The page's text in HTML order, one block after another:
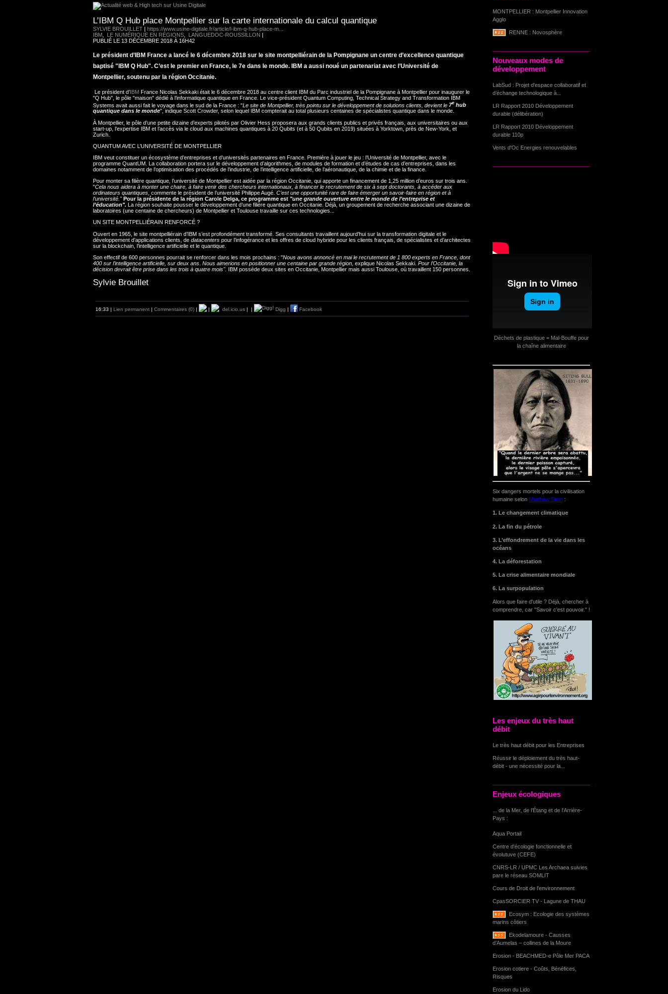
MONTPELLIER : Montpellier Innovation
Agglo
RENNE : Novosphère
Nouveaux modes de
développement
LabSud : Projet d'espace collaboratif et
d’échange technologique à...
LR Rapport 2010 Développement
durable (délibération)
LR Rapport 2010 Développement
durable 110p
Vents d'Oc Energies renouvelables
Déchets de plastique = Mal-Bouffe pour
la chaîne alimentaire
Six dangers mortels pour la civilisation
humaine selon Matthew Stein :
1. Le changement climatique
2. La fin du pétrole
3. L’effondrement de la vie dans les
océans
4. La déforestation
5. La crise alimentaire mondiale
6. La surpopulation
Alors que faire d'utile ? Déjà, chercher à
comprendre, car "Savoir c'est pouvoir." !
Les enjeux du très haut
débit
Le très haut débit pour les Entreprises
Réussir le déploiement du très haut-
débit - une nécessité pour la...
Enjeux écologiques
... de la Mer, de l'Étang et de l'Arrière-
Pays :
Aqua Portail
Centre d'écologie fonctionnelle et
évolutuve (CEFE)
CNRS-LR / UPMC Les Archaea suivies
pare le réseau SOMLIT
Cours de Droit de l'environnement
CpasSORCIER TV - Lagune de THAU
Ecosym : Ecologie des systèmes
marins côtiers
Ekodelamoure - Causses
d’Aumelas – collines de la Moure
Erosion - BEACHMED-e Pôle Mer PACA
Erosion cotiere - Coûts, Bénéfices,
Risques
Erosion du Lido
L’IBM Q Hub place Montpellier sur la carte internationale du calcul quantique
SYLVIE BROUILLET | https://www.usine-digitale.fr/article/l-ibm-q-hub-place-m...
IBM
LE NUMÉRIQUE EN RÉGIONS LANGUEDOC-ROUSSILLON |
PUBLIÉ LE 13 DÉCEMBRE 2018 À 16H42
Le président d’IBM France a lancé le 6 décembre 2018 sur le site montpelliérain de la Pompignane un centre d’excellence quantique
baptisé "IBM Q Hub". C’est le premier en France, le 7e dans le monde. IBM a aussi noué un partenariat avec l’Université de
Montpellier, soutenu par la région Occitanie.
Le président d’IBM France Nicolas Sekkaki était le 6 décembre 2018 au centre client IBM du Parc industriel de la Pompignane à Montpellier pour inaugurer le
"Q Hub", le pôle "maison" dédié à l’informatique quantique en France. Le vice-président Quantum Computing, Technical Strategy and Transformation IBM
Systems avait aussi fait le voyage dans le sud de la France : "Le site de Montpellier, très pointu sur le développement de solutions clients, devient le 7e hub
quantique dans le monde", indique Scott Crowder, selon lequel IBM compterait au total plusieurs centaines de spécialistes quantique dans le monde.
À Montpellier, le pôle d’une petite dizaine d’experts pilotés par Olivier Hess proposera aux grands clients publics et privés français, aux universitaires ou aux
start-up, l’expertise IBM et l’accès via le cloud aux machines quantiques à 20 Qubits (et à 50 Qubits en 2019) situées à Yorktown, près de New-York, et
Zurich.
QUANTUM AVEC L’UNIVERSITÉ DE MONTPELLIER
IBM veut constituer un écosystème d’entreprises et d’universités partenaires en France. Première à jouer le jeu : l’Université de Montpellier, avec le
programme QuantUM. La collaboration portera sur le développement d’algorithmes, de modules de formation et d’études de cas d’entreprises, dans les
domaines notamment de l’optimisation des procédés de l’industrie, de l’intelligence artificielle, de l’aéronautique, de la chimie et de la finance.
Pour monter sa filière quantique, l’université de Montpellier est aidée par la région Occitanie, qui apporte un financement de 1,25 million d’euros sur trois ans.
"Cela nous aidera à monter une chaire, à faire venir des chercheurs internationaux, à financer le recrutement de six à sept doctorants, à accéder aux
ordinateurs quantiques, commente le président de l’université Philippe Augé. C’est une opportunité rare de faire émerger un savoir-faire en région et à
l’université." Pour la présidente de la région Carole Delga, ce programme est "une grande ouverture entre le monde de l’entreprise et
l’éducation".
La région souhaite pousser le développement d’une filière quantique en Occitanie. Déjà, un groupement de recherche associant une dizaine de
laboratoires (une centaine de chercheurs) de Montpellier et Toulouse travaille sur ces technologies...
UN SITE MONTPELLIÉRAIN RENFORCÉ ?
Ouvert en 1965, le site montpelliérain d’IBM s’est profondément transformé. Ses consultants travaillent aujourd’hui sur la transformation digitale et le
développement d’applications clients, de datacenters pour l’infogérance et les offres de cloud hybride pour les clients français, de spécialistes et d’architectes
sur la blockchain, l’intelligence artificielle et le quantique.
Son effectif de 600 personnes pourrait se renforcer dans les mois prochains : "Nous avons annoncé en mai le recrutement de 1 800 experts en France, dont
400 sur l’intelligence artificielle, sur deux ans Nous aimerions en positionner une centaine par grande région, explique Nicolas Sekkaki. Pour l’Occitanie, la
décision devrait être prise dans les trois à quatre mois". IBM possède deux sites en Occitanie, Montpellier mais aussi Toulouse, où travaillent 150 personnes.
Sylvie Brouillet
16:33 | Lien permanent | Commentaires (0) | | del.icio.us | | Digg | Facebook